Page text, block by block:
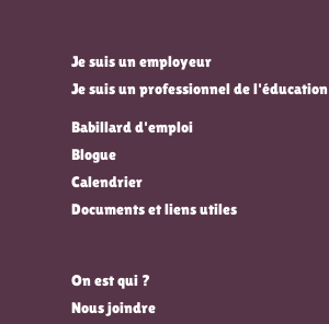
Je suis un employeur
Je suis un professionnel de l'éducation
Babillard d'emploi
Blogue
Calendrier
Documents et liens utiles
On est qui ?
Nous joindre